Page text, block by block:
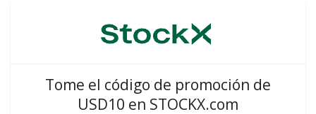
Tome el código de promoción de
USD10 en STOCKX.com